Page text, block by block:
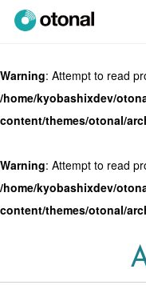
Warning: Attempt to read
/home/kyobashixdev/
content/themes/otonal/
Warning: Attempt to read
/home/kyobashixdev/
content/themes/otonal/